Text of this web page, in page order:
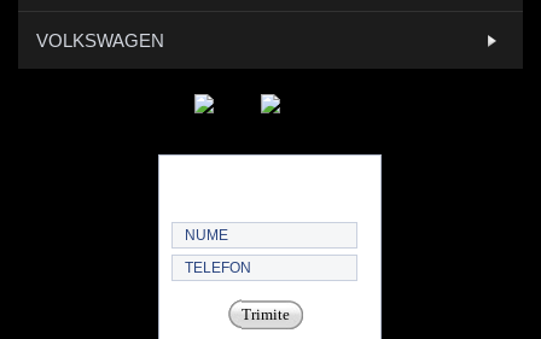
VOLKSWAGEN
Trimite